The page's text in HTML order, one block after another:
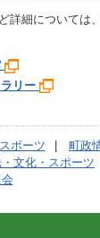
詳細については
リー
ポーツ 町政
文化・スポーツ